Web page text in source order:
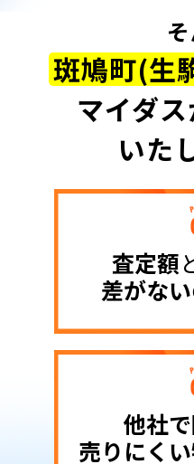
斑鳩町(生
マイダ
いた
査定額
差がな
他社
売りにく